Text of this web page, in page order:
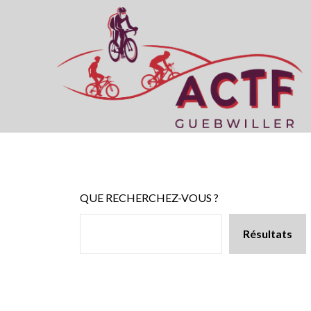
QUE RECHERCHEZ-VOUS ?
Résultats